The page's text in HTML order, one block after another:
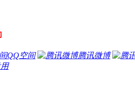
QQ空间 腾讯微博